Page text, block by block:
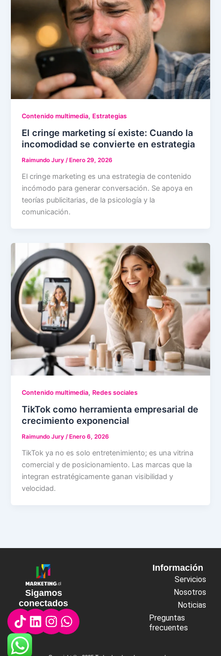
Contenido multimedia, Estrategias
El cringe marketing sí existe: Cuando la
incomodidad se convierte en estrategia
Raimundo Jury/ Enero 29, 2026
El cringe marketing es una estrategia de contenido
incómodo para generar conversación. Se apoya en
teorías publicitarias, de la psicología y la
comunicación.
Contenido multimedia, Redes sociales
TikTok como herramienta empresarial de
crecimiento exponencial
Raimundo Jury/ Enero 6, 2026
TikTok ya no es solo entretenimiento; es una vitrina
comercial y de posicionamiento. Las marcas que la
integran estratégicamente ganan visibilidad y
velocidad.
Sigamos
conectados
Linkedin
Instagram
Whatsapp
Información
Servicios
Nosotros
Noticias
Preguntas
frecuentes